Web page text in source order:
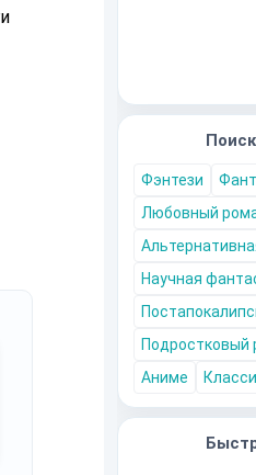
Фэнтези
Любовный
Научная
Подростковый
Аниме